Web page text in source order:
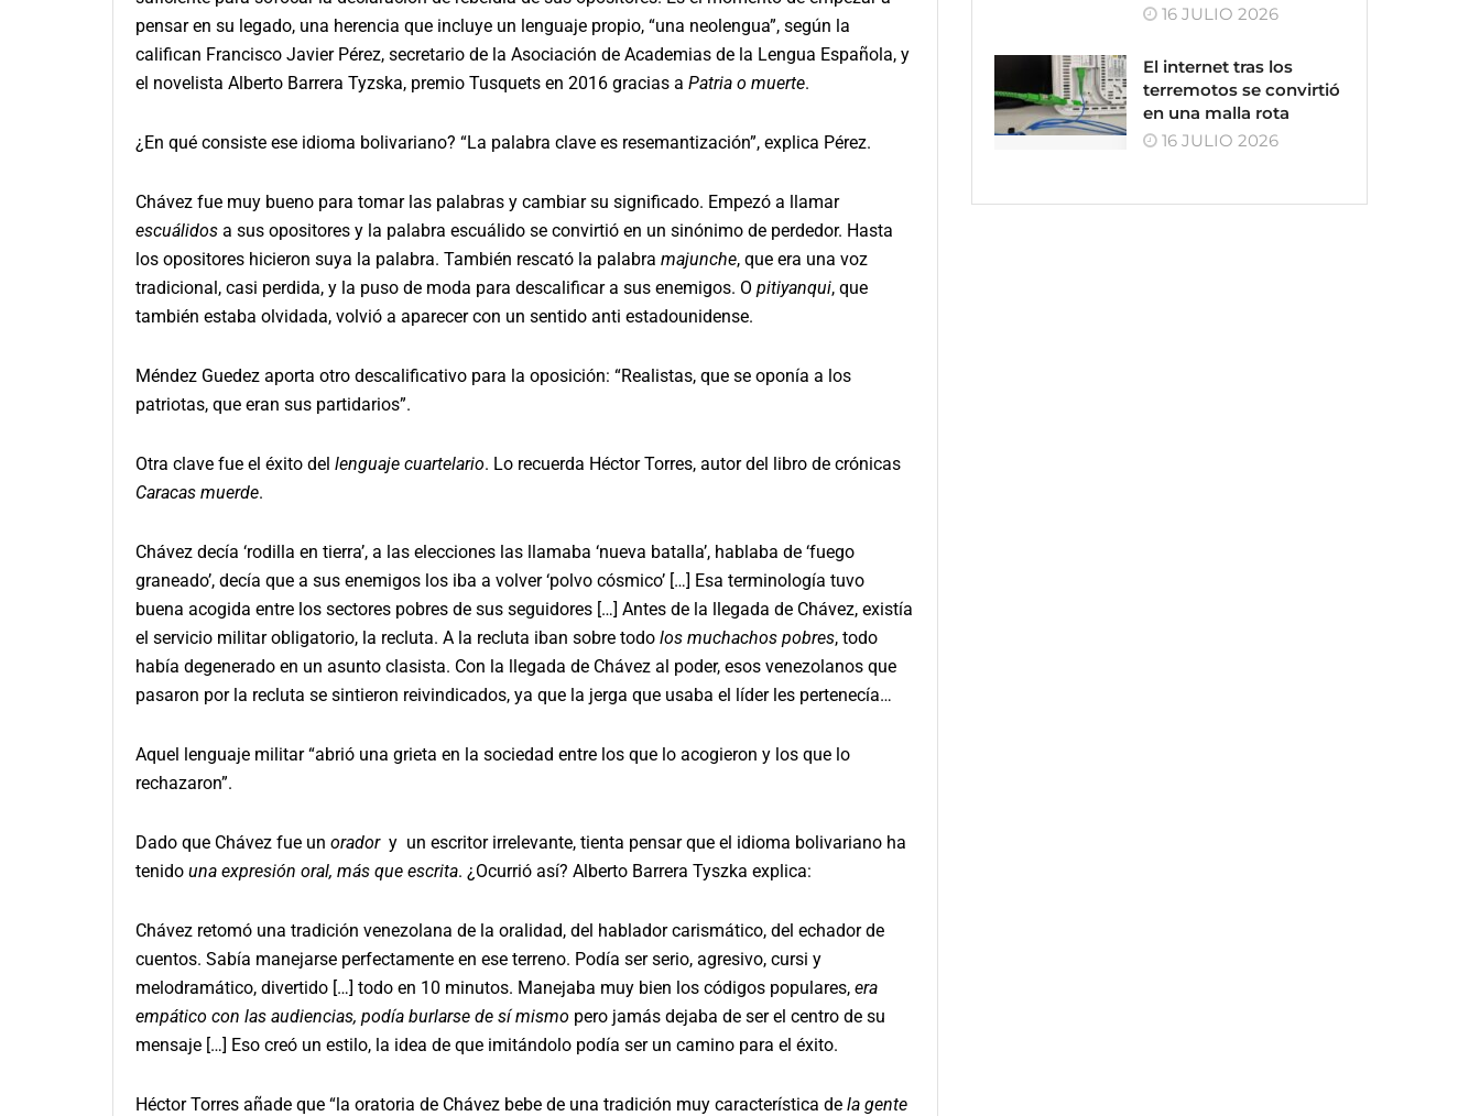
pensar en su legado, una herencia que incluye un lenguaje propio, “una neolengua”, según la
califican Francisco Javier Pérez, secretario de la Asociación de Academias de la Lengua Española, y
el novelista Alberto Barrera Tyzska, premio Tusquets en 2016 gracias a Patria o muerte.
¿En qué consiste ese idioma bolivariano? “La palabra clave es resemantización”, explica Pérez.
Chávez fue muy bueno para tomar las palabras y cambiar su significado. Empezó a llamar
escuálidos a sus opositores y la palabra escuálido se convirtió en un sinónimo de perdedor. Hasta
los opositores hicieron suya la palabra. También rescató la palabra majunche, que era una voz
tradicional, casi perdida, y la puso de moda para descalificar a sus enemigos. O pitiyanqui, que
también estaba olvidada, volvió a aparecer con un sentido anti estadounidense.
Méndez Guedez aporta otro descalificativo para la oposición: “Realistas, que se oponía a los
patriotas, que eran sus partidarios”.
Otra clave fue el éxito del lenguaje cuartelario. Lo recuerda Héctor Torres, autor del libro de crónicas
Caracas muerde.
Chávez decía ‘rodilla en tierra’, a las elecciones las llamaba ‘nueva batalla’, hablaba de ‘fuego
graneado’, decía que a sus enemigos los iba a volver ‘polvo cósmico’ […] Esa terminología tuvo
buena acogida entre los sectores pobres de sus seguidores […] Antes de la llegada de Chávez, existía
el servicio militar obligatorio, la recluta. A la recluta iban sobre todo los muchachos pobres, todo
había degenerado en un asunto clasista. Con la llegada de Chávez al poder, esos venezolanos que
pasaron por la recluta se sintieron reivindicados, ya que la jerga que usaba el líder les pertenecía…
Aquel lenguaje militar “abrió una grieta en la sociedad entre los que lo acogieron y los que lo
rechazaron”.
Dado que Chávez fue un oradory un escritor irrelevante, tienta pensar que el idioma bolivariano ha
tenido una expresión oral, más que escrita. ¿Ocurrió así? Alberto Barrera Tyszka explica:
Chávez retomó una tradición venezolana de la oralidad, del hablador carismático, del echador de
cuentos. Sabía manejarse perfectamente en ese terreno. Podía ser serio, agresivo, cursi y
melodramático, divertido […] todo en 10 minutos. Manejaba muy bien los códigos populares, era
empático con las audiencias, podía burlarse de sí mismo pero jamás dejaba de ser el centro de su
mensaje […] Eso creó un estilo, la idea de que imitándolo podía ser un camino para el éxito.
Héctor Torres añade que “la oratoria de Chávez bebe de una tradición muy característica de la gente
16 JULIO 2026
El internet tras los
terremotos se convirtió
en una malla rota
16 JULIO 2026